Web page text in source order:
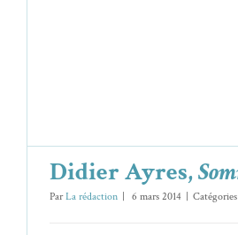
Didier Ayres,
ParLa rédaction 6 mars 2014